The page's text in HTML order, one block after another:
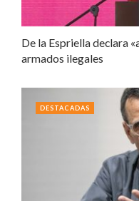
De la Espriella declara
armados ilegales
DESTACADAS